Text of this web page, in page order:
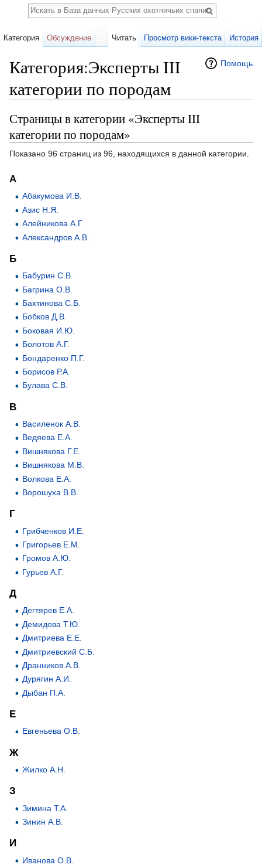
Помощь
Категория:Эксперты III
категории по породам
Страницы в категории «Эксперты III
категории по породам»
Показано 96 страниц из 96, находящихся в данной категории.
А
Абакумова И.В.
Азис Н.Я.
Алейникова А.Г.
Александров А.В.
Б
Бабурин С.В.
Багрина О.В.
Бахтинова С.Б.
Бобков Д.В.
Боковая И.Ю.
Болотов А.Г.
Бондаренко П.Г.
Борисов Р.А.
Булава С.В.
В
Василенок А.В.
Ведяева Е.А.
Вишнякова Г.Е.
Вишнякова М.В.
Волкова Е.А.
Ворошуха В.В.
Г
Грибченков И.Е.
Григорьев Е.М.
Громов А.Ю.
Гурьев А.Г.
Д
Дегтярев Е.А.
Демидова Т.Ю.
Дмитриева Е.Е.
Дмитриевский С.Б.
Дранников А.В.
Дурягин А.И.
Дыбан П.А.
Е
Евгеньева О.В.
Ж
Жилко А.Н.
З
Зимина Т.А.
Зинин А.В.
И
Иванова О.В.
Категория Обсуждение Читать Просмотр вики-текста История
Поиск